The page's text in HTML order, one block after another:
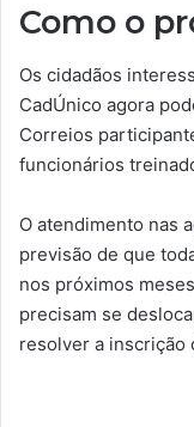
Como o
Os cidadãos
CadÚnico agora
Correios
funcionários
O atendimento nas
previsão de que
nos próximos
precisam se
resolver a inscrição